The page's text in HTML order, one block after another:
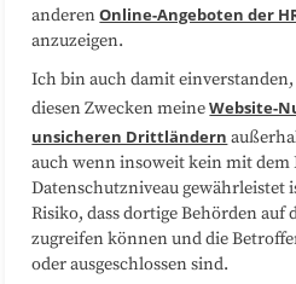
Sitemap
Folgen Sie uns
anderenOnline-Angeboten der
anzuzeigen.
Ich bin auch damit einverstanden,
diesen Zwecken meineWebsite-
unsicheren Drittländern
auch wenn insoweit kein mit dem
Datenschutzniveau gewährleistet
Risiko, dass dortige Behörden auf
zugreifen können und die
oder ausgeschlossen sind.